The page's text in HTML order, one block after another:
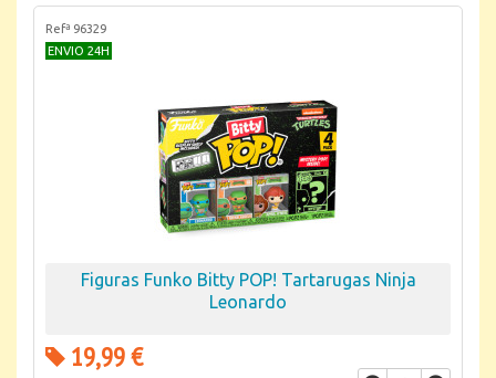
Refª 96329
ENVIO 24H
Figuras Funko Bitty POP! Tartarugas Ninja
Leonardo
19,99 €